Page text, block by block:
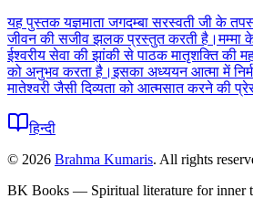
यह पुस्तक यज्ञमाता जगदम्बा सरस्वती जी के
जीवन की सजीव झलक प्रस्तुत करती है।मम्मा
ईश्वरीय सेवा की झांकी से पाठक मातृशक्ति की
को अनुभव करता है।इसका अध्ययन आत्मा में
मातेश्वरी जैसी दिव्यता को आत्मसात करने की
हिन्दी
© 2026 Brahma Kumaris. All rights
BK Books — Spiritual literature for inner